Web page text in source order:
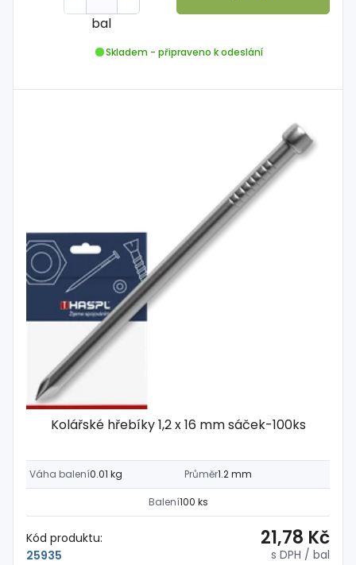
bal
Skladem - připraveno k odeslání
Kolářské hřebíky 1,2 x 16 mm sáček-100ks
Váha balení0.01 kg Průměr1.2 mm
Balení100 ks
Kód produktu:
25935
21,78 Kč
s DPH / bal